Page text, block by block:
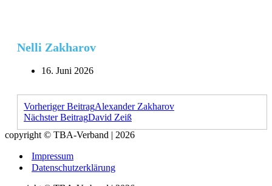
Nelli Zakharov
16. Juni 2026
Vorheriger BeitragAlexander Zakharov
Nächster BeitragDavid Zeiß
copyright © TBA-Verband | 2026
Impressum
Datenschutzerklärung